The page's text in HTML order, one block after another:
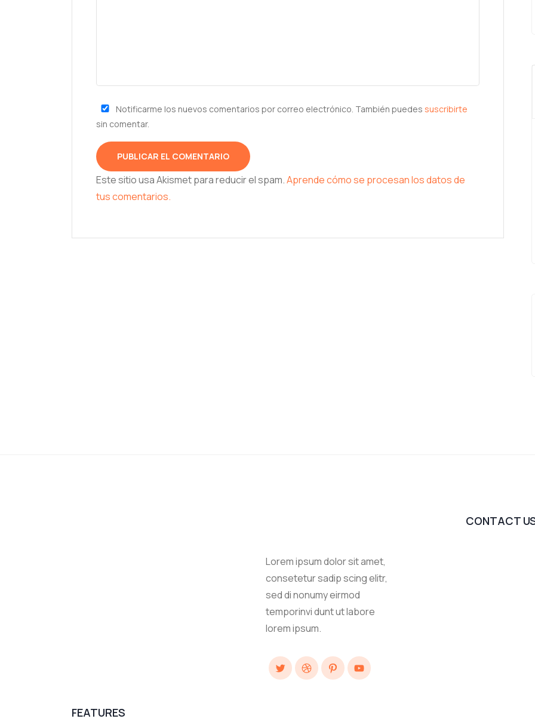
Notificarme los nuevos comentarios por correo electrónico. También puedes suscribirte
sin comentar.
Este sitio usa Akismet para reducir el spam.Aprende cómo se procesan los datos de
tus comentarios.
Lorem ipsum dolor sit amet,
consetetur sadip scing elitr,
sed di nonumy eirmod
temporinvi dunt ut labore
lorem ipsum.
TwitterDribbblePinterestYouTube
CONTACT
FEATURES